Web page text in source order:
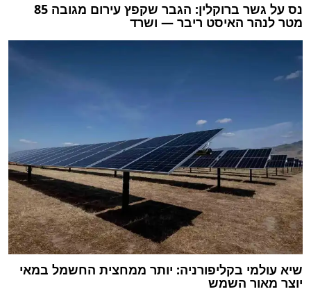
נס על גשר ברוקלין: הגבר שקפץ עירום מגובה 85
מטר לנהר האיסט ריבר — ושרד
שיא עולמי בקליפורניה: יותר ממחצית החשמל במאי
יוצר מאור השמש